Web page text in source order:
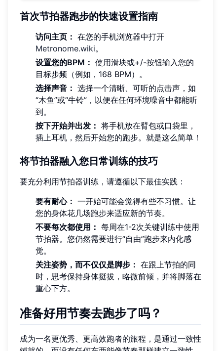
首次节拍器跑步的快速设置指南
访问主页： 在您的手机浏览器中打开
Metronome.wiki。
设置您的BPM： 使用滑块或+/-按钮输入您的
目标步频（例如，168 BPM）。
选择声音： 选择一个清晰、可听的点击声，如
“木鱼”或“牛铃”，以便在任何环境噪音中都能听
到。
按下开始并出发： 将手机放在臂包或口袋里，
插上耳机，然后开始您的跑步。就是这么简单！
将节拍器融入您日常训练的技巧
要充分利用节拍器训练，请遵循以下最佳实践：
要有耐心： 一开始可能会觉得有些不习惯。让
您的身体花几场跑步来适应新的节奏。
不要每次都使用： 每周在1-2次关键训练中使用
节拍器。您仍然需要进行“自由”跑步来内化感
觉。
关注姿势，而不仅仅是脚步： 在跟上节拍的同
时，思考保持身体挺拔，略微前倾，并将脚落在
重心下方。
准备好用节奏去跑步了吗？
成为一名更优秀、更高效跑者的旅程，是通过一致性